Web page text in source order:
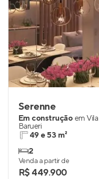
Serenne
Em construção em
Barueri
49 e 53 m²
2
Venda a partir de
R$ 449.900